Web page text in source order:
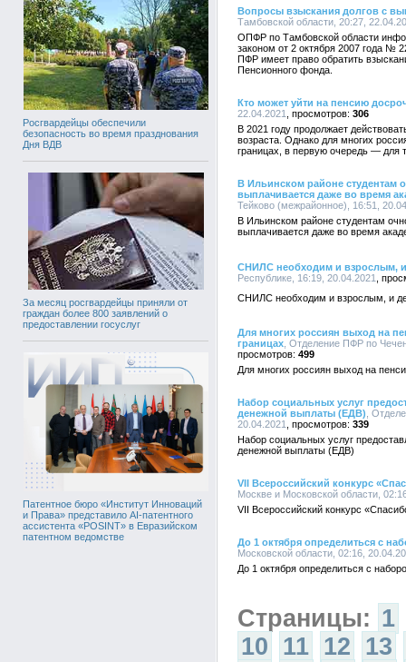
Росгвардейцы обеспечили
безопасность во время празднования
Дня ВДВ
За месяц росгвардейцы приняли от
граждан более 800 заявлений о
предоставлении госуслуг
Патентное бюро «Институт Инноваций
и Права» представило AI-патентного
ассистента «POSINT» в Евразийском
патентном ведомстве
Вопросы взыскания долгов с
Тамбовской области, 20:27,
ОПФР по Тамбовской области
законом от 2 октября 2007 года №
ПФР имеет право обратить
Пенсионного фонда.
Кто может уйти на пенсию
22.04.2021
306
В 2021 году продолжает
возраста. Однако для многих
границах, в первую очередь — для
В Ильинском районе студентам
выплачивается даже во время
Тейково (межрайонное), 16:51,
В Ильинском районе студентам
выплачивается даже во время
СНИЛС необходим и взрослым,
Республике, 16:19, 20.04.2021
СНИЛС необходим и взрослым, и
Для многих россиян выход на
границах , Отделение ПФР по
499
Для многих россиян выход на
Набор социальных услуг
денежной выплаты (ЕДВ) ,
20.04.2021
339
Набор социальных услуг
денежной выплаты (ЕДВ)
VII Всероссийский конкурс
Москве и Московской области,
VII Всероссийский конкурс
До 1 октября определиться с
Московской области, 02:16,
До 1 октября определиться с
Страницы: 1
10 11 12 13